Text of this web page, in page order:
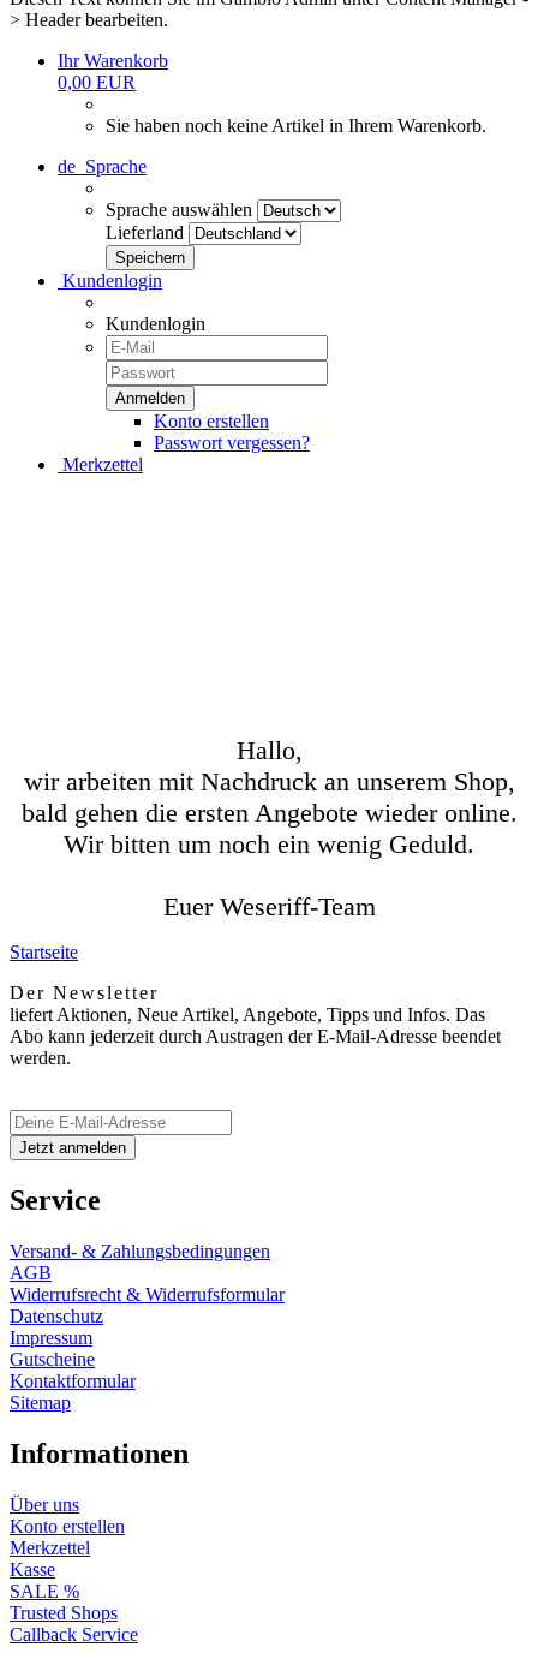
> Header bearbeiten.
Ihr Warenkorb
0,00 EUR
Sie haben noch keine Artikel in Ihrem Warenkorb.
de Sprache
Sprache auswählen
Lieferland
Kundenlogin
Kundenlogin
Konto erstellen
Passwort vergessen?
Merkzettel
Hallo,
wir arbeiten mit Nachdruck an unserem Shop,
bald gehen die ersten Angebote wieder online.
Wir bitten um noch ein wenig Geduld.
Euer Weseriff-Team
Startseite
Der Newsletter
liefert Aktionen, Neue Artikel, Angebote, Tipps und Infos. Das
Abo kann jederzeit durch Austragen der E-Mail-Adresse beendet
werden.
Service
Versand- & Zahlungsbedingungen
AGB
Widerrufsrecht & Widerrufsformular
Datenschutz
Impressum
Gutscheine
Kontaktformular
Sitemap
Informationen
Über uns
Konto erstellen
Merkzettel
Kasse
SALE %
Trusted Shops
Callback Service